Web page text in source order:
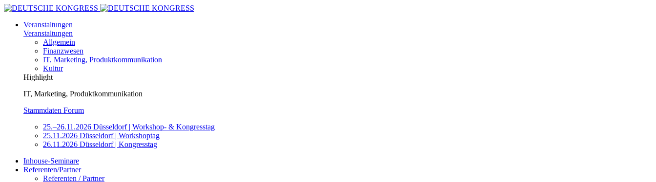
Veranstaltungen
Veranstaltungen
Allgemein
Finanzwesen
IT, Marketing, Produktkommunikation
Kultur
Highlight
IT, Marketing, Produktkommunikation
Stammdaten Forum
25.–26.11.2026 Düsseldorf | Workshop- & Kongresstag
25.11.2026 Düsseldorf | Workshoptag
26.11.2026 Düsseldorf | Kongresstag
Inhouse-Seminare
Referenten/Partner
Referenten / Partner